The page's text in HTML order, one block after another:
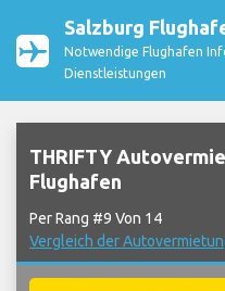
Salzburg
Notwendige Flughafen
Dienstleistungen
THRIFTY
Flughafen
Per Rang #9 Von 14
Vergleich der